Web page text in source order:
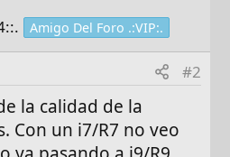
Amigo Del Foro .:VIP:.
#2
la calidad de la
Con un i7/R7 no veo